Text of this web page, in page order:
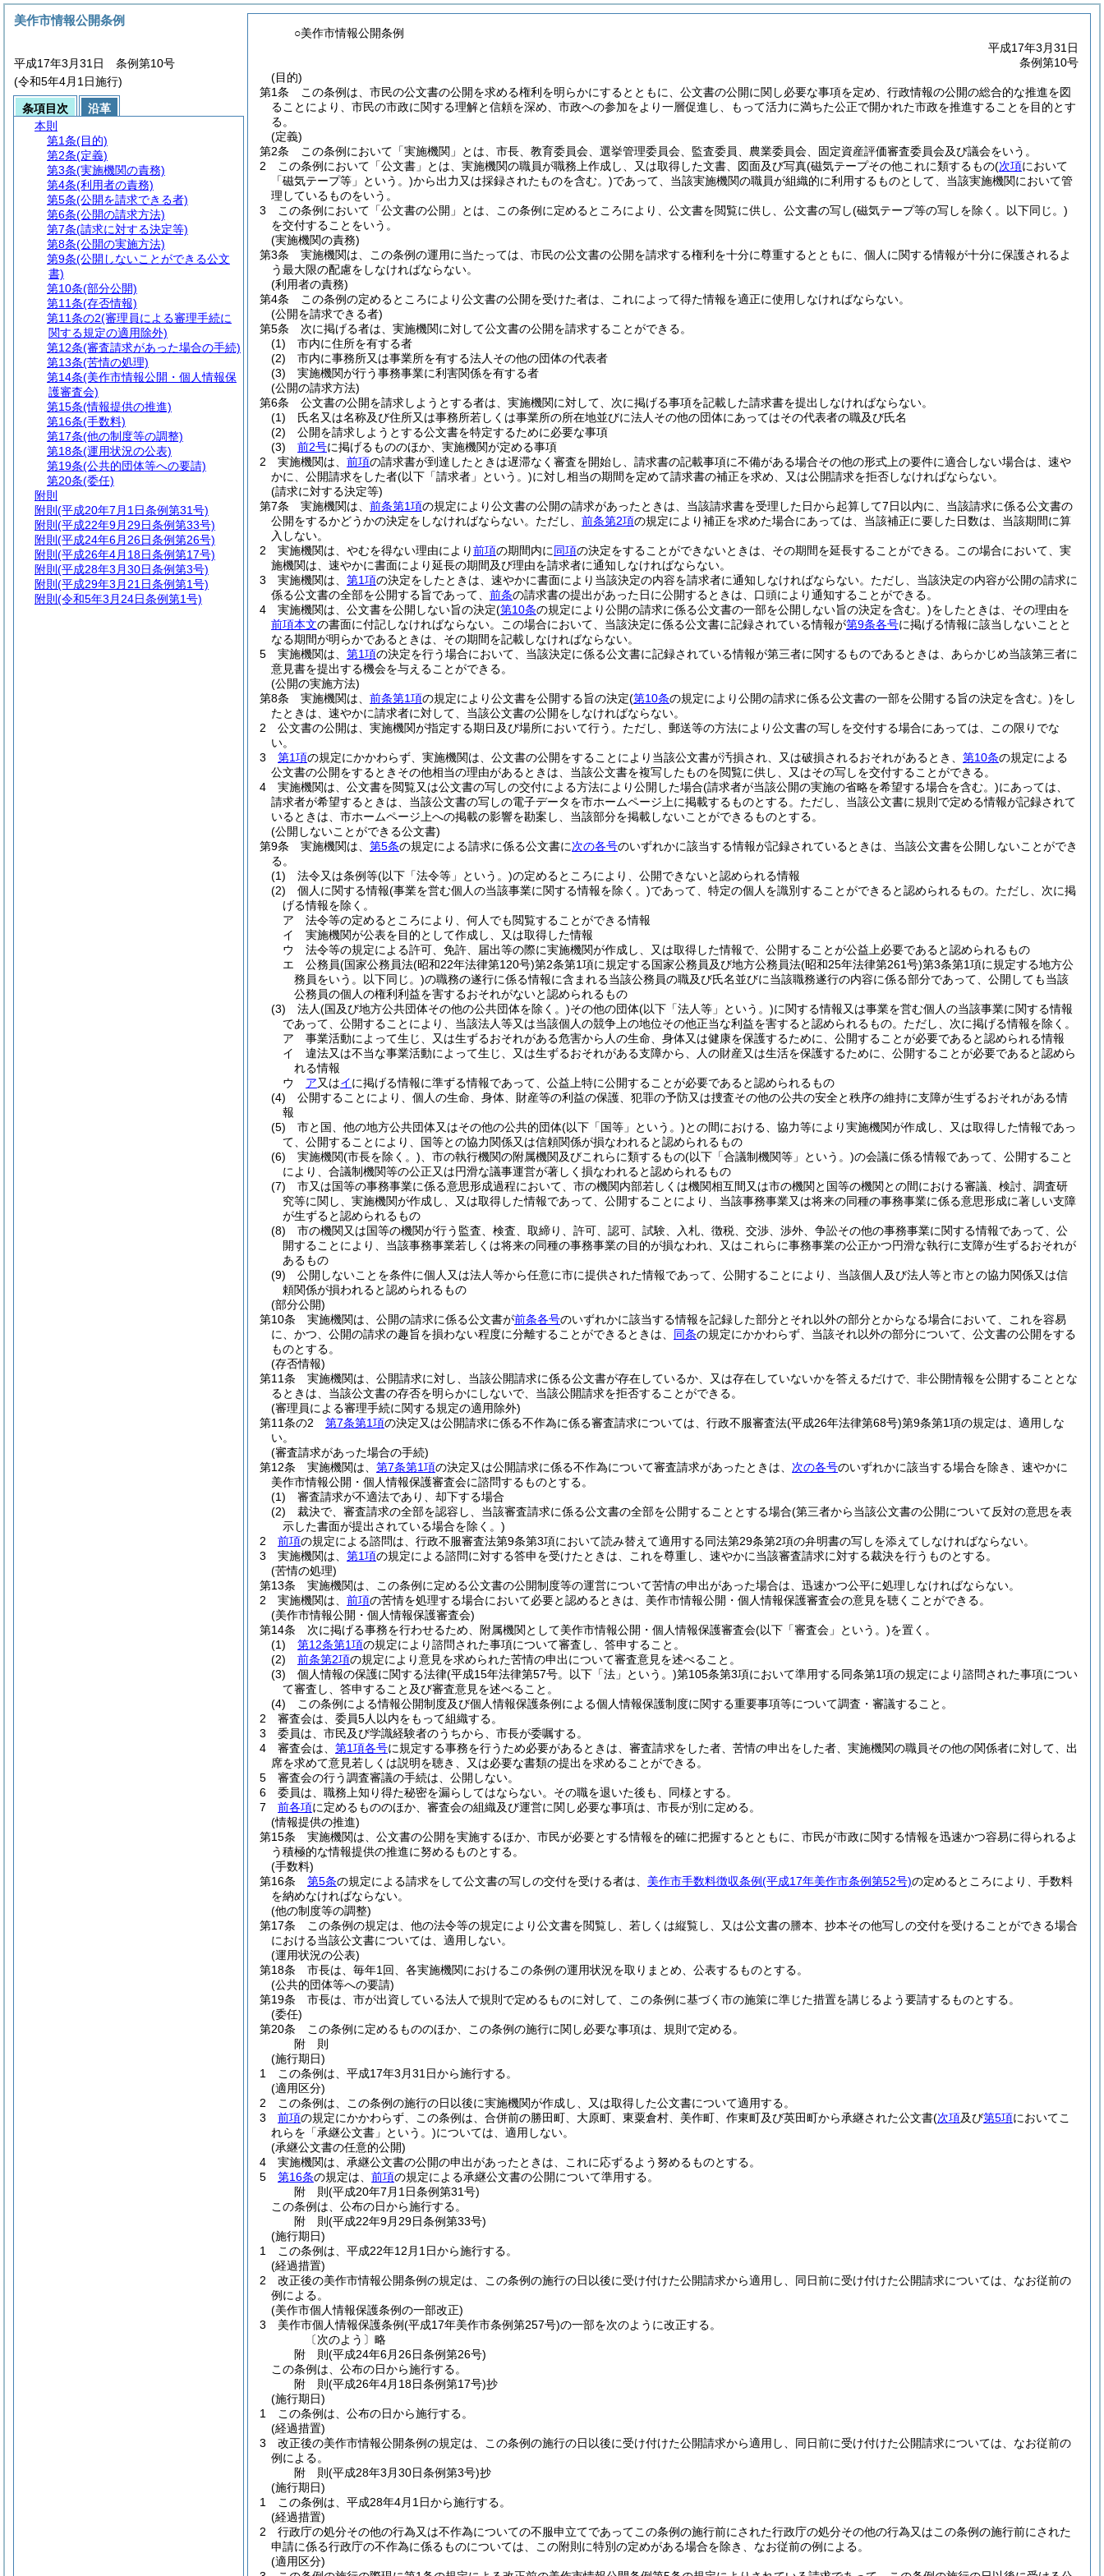
○美作市情報公開条例
平成17年3月31日
条例第10号
(目的)
第1条
この条例は、市民の公文書の公開を求める権利を明らかにするとともに、公文書の公開に関し必要な事項を定め、行政情報の公開の総合的な推進を図
ることにより、市民の市政に関する理解と信頼を深め、市政への参加をより一層促進し、もって活力に満ちた公正で開かれた市政を推進することを目的とす
る。
(定義)
第2条
この条例において「実施機関」とは、市長、教育委員会、選挙管理委員会、監査委員、農業委員会、固定資産評価審査委員会及び議会をいう。
2
この条例において「公文書」とは、実施機関の職員が職務上作成し、又は取得した文書、図面及び写真(磁気テープその他これに類するもの(次項において
「磁気テープ等」という。)から出力又は採録されたものを含む。)であって、当該実施機関の職員が組織的に利用するものとして、当該実施機関において管
理しているものをいう。
3
この条例において「公文書の公開」とは、この条例に定めるところにより、公文書を閲覧に供し、公文書の写し(磁気テープ等の写しを除く。以下同じ。)
を交付することをいう。
(実施機関の責務)
第3条
実施機関は、この条例の運用に当たっては、市民の公文書の公開を請求する権利を十分に尊重するとともに、個人に関する情報が十分に保護されるよ
う最大限の配慮をしなければならない。
(利用者の責務)
第4条
この条例の定めるところにより公文書の公開を受けた者は、これによって得た情報を適正に使用しなければならない。
(公開を請求できる者)
第5条
次に掲げる者は、実施機関に対して公文書の公開を請求することができる。
(1)
市内に住所を有する者
(2)
市内に事務所又は事業所を有する法人その他の団体の代表者
(3)
実施機関が行う事務事業に利害関係を有する者
(公開の請求方法)
第6条
公文書の公開を請求しようとする者は、実施機関に対して、次に掲げる事項を記載した請求書を提出しなければならない。
(1)
氏名又は名称及び住所又は事務所若しくは事業所の所在地並びに法人その他の団体にあってはその代表者の職及び氏名
(2)
公開を請求しようとする公文書を特定するために必要な事項
(3)
前2号に掲げるもののほか、実施機関が定める事項
2
実施機関は、 前項の請求書が到達したときは遅滞なく審査を開始し、請求書の記載事項に不備がある場合その他の形式上の要件に適合しない場合は、速や
かに、公開請求をした者(以下「請求者」という。)に対し相当の期間を定めて請求書の補正を求め、又は公開請求を拒否しなければならない。
(請求に対する決定等)
第7条
実施機関は、 前条第1項の規定により公文書の公開の請求があったときは、当該請求書を受理した日から起算して7日以内に、当該請求に係る公文書の
公開をするかどうかの決定をしなければならない。 ただし、 前条第2項の規定により補正を求めた場合にあっては、当該補正に要した日数は、当該期間に算
入しない。
2
実施機関は、やむを得ない理由により前項の期間内に同項の決定をすることができないときは、その期間を延長することができる。
この場合において、実
施機関は、速やかに書面により延長の期間及び理由を請求者に通知しなければならない。
3
実施機関は、 第1項の決定をしたときは、速やかに書面により当該決定の内容を請求者に通知しなければならない。 ただし、当該決定の内容が公開の請求に
係る公文書の全部を公開する旨であって、 前条の請求書の提出があった日に公開するときは、口頭により通知することができる。
4
実施機関は、公文書を公開しない旨の決定(第10条の規定により公開の請求に係る公文書の一部を公開しない旨の決定を含む。)をしたときは、その理由を
前項本文の書面に付記しなければならない。 この場合において、当該決定に係る公文書に記録されている情報が第9条各号に掲げる情報に該当しないことと
なる期間が明らかであるときは、その期間を記載しなければならない。
5
実施機関は、 第1項の決定を行う場合において、当該決定に係る公文書に記録されている情報が第三者に関するものであるときは、あらかじめ当該第三者に
意見書を提出する機会を与えることができる。
(公開の実施方法)
第8条
実施機関は、 前条第1項の規定により公文書を公開する旨の決定(第10条の規定により公開の請求に係る公文書の一部を公開する旨の決定を含む。)をし
たときは、速やかに請求者に対して、当該公文書の公開をしなければならない。
2
公文書の公開は、実施機関が指定する期日及び場所において行う。 ただし、郵送等の方法により公文書の写しを交付する場合にあっては、この限りでな
い。
3
第1項の規定にかかわらず、実施機関は、公文書の公開をすることにより当該公文書が汚損され、又は破損されるおそれがあるとき、 第10条の規定による
公文書の公開をするときその他相当の理由があるときは、当該公文書を複写したものを閲覧に供し、又はその写しを交付することができる。
4
実施機関は、公文書を閲覧又は公文書の写しの交付による方法により公開した場合(請求者が当該公開の実施の省略を希望する場合を含む。)にあっては、
請求者が希望するときは、当該公文書の写しの電子データを市ホームページ上に掲載するものとする。 ただし、当該公文書に規則で定める情報が記録されて
いるときは、市ホームページ上への掲載の影響を勘案し、当該部分を掲載しないことができるものとする。
(公開しないことができる公文書)
第9条
実施機関は、 第5条の規定による請求に係る公文書に次の各号のいずれかに該当する情報が記録されているときは、当該公文書を公開しないことができ
る。
(1)
法令又は条例等(以下「法令等」という。)の定めるところにより、公開できないと認められる情報
(2)
個人に関する情報(事業を営む個人の当該事業に関する情報を除く。)であって、特定の個人を識別することができると認められるもの。 ただし、次に掲
げる情報を除く。
ア
法令等の定めるところにより、何人でも閲覧することができる情報
イ
実施機関が公表を目的として作成し、又は取得した情報
ウ
法令等の規定による許可、免許、届出等の際に実施機関が作成し、又は取得した情報で、公開することが公益上必要であると認められるもの
エ
公務員(国家公務員法(昭和22年法律第120号)第2条第1項に規定する国家公務員及び地方公務員法(昭和25年法律第261号)第3条第1項に規定する地方公
務員をいう。以下同じ。)の職務の遂行に係る情報に含まれる当該公務員の職及び氏名並びに当該職務遂行の内容に係る部分であって、公開しても当該
公務員の個人の権利利益を害するおそれがないと認められるもの
(3)
法人(国及び地方公共団体その他の公共団体を除く。)その他の団体(以下「法人等」という。)に関する情報又は事業を営む個人の当該事業に関する情報
であって、公開することにより、当該法人等又は当該個人の競争上の地位その他正当な利益を害すると認められるもの。 ただし、次に掲げる情報を除く。
ア
事業活動によって生じ、又は生ずるおそれがある危害から人の生命、身体又は健康を保護するために、公開することが必要であると認められる情報
イ
違法又は不当な事業活動によって生じ、又は生ずるおそれがある支障から、人の財産又は生活を保護するために、公開することが必要であると認めら
れる情報
ウ
ア又はイに掲げる情報に準ずる情報であって、公益上特に公開することが必要であると認められるもの
(4)
公開することにより、個人の生命、身体、財産等の利益の保護、犯罪の予防又は捜査その他の公共の安全と秩序の維持に支障が生ずるおそれがある情
報
(5)
市と国、他の地方公共団体又はその他の公共的団体(以下「国等」という。)との間における、協力等により実施機関が作成し、又は取得した情報であっ
て、公開することにより、国等との協力関係又は信頼関係が損なわれると認められるもの
(6)
実施機関(市長を除く。) 、市の執行機関の附属機関及びこれらに類するもの(以下「合議制機関等」という。)の会議に係る情報であって、公開すること
により、合議制機関等の公正又は円滑な議事運営が著しく損なわれると認められるもの
(7)
市又は国等の事務事業に係る意思形成過程において、市の機関内部若しくは機関相互間又は市の機関と国等の機関との間における審議、検討、調査研
究等に関し、実施機関が作成し、又は取得した情報であって、公開することにより、当該事務事業又は将来の同種の事務事業に係る意思形成に著しい支障
が生ずると認められるもの
(8)
市の機関又は国等の機関が行う監査、検査、取締り、許可、認可、試験、入札、徴税、交渉、渉外、争訟その他の事務事業に関する情報であって、公
開することにより、当該事務事業若しくは将来の同種の事務事業の目的が損なわれ、又はこれらに事務事業の公正かつ円滑な執行に支障が生ずるおそれが
あるもの
(9)
公開しないことを条件に個人又は法人等から任意に市に提供された情報であって、公開することにより、当該個人及び法人等と市との協力関係又は信
頼関係が損われると認められるもの
(部分公開)
第10条
実施機関は、公開の請求に係る公文書が前条各号のいずれかに該当する情報を記録した部分とそれ以外の部分とからなる場合において、これを容易
に、かつ、公開の請求の趣旨を損わない程度に分離することができるときは、 同条の規定にかかわらず、当該それ以外の部分について、公文書の公開をする
ものとする。
(存否情報)
第11条
実施機関は、公開請求に対し、当該公開請求に係る公文書が存在しているか、又は存在していないかを答えるだけで、非公開情報を公開することとな
るときは、当該公文書の存否を明らかにしないで、当該公開請求を拒否することができる。
(審理員による審理手続に関する規定の適用除外)
第11条の2
第7条第1項の決定又は公開請求に係る不作為に係る審査請求については、行政不服審査法(平成26年法律第68号)第9条第1項の規定は、適用しな
い。
(審査請求があった場合の手続)
第12条
実施機関は、 第7条第1項の決定又は公開請求に係る不作為について審査請求があったときは、 次の各号のいずれかに該当する場合を除き、速やかに
美作市情報公開・個人情報保護審査会に諮問するものとする。
(1)
審査請求が不適法であり、却下する場合
(2)
裁決で、審査請求の全部を認容し、当該審査請求に係る公文書の全部を公開することとする場合(第三者から当該公文書の公開について反対の意思を表
示した書面が提出されている場合を除く。)
2
前項の規定による諮問は、行政不服審査法第9条第3項において読み替えて適用する同法第29条第2項の弁明書の写しを添えてしなければならない。
3
実施機関は、 第1項の規定による諮問に対する答申を受けたときは、これを尊重し、速やかに当該審査請求に対する裁決を行うものとする。
(苦情の処理)
第13条
実施機関は、この条例に定める公文書の公開制度等の運営について苦情の申出があった場合は、迅速かつ公平に処理しなければならない。
2
実施機関は、 前項の苦情を処理する場合において必要と認めるときは、美作市情報公開・個人情報保護審査会の意見を聴くことができる。
(美作市情報公開・個人情報保護審査会)
第14条
次に掲げる事務を行わせるため、附属機関として美作市情報公開・個人情報保護審査会(以下「審査会」という。)を置く。
(1)
第12条第1項の規定により諮問された事項について審査し、答申すること。
(2)
前条第2項の規定により意見を求められた苦情の申出について審査意見を述べること。
(3)
個人情報の保護に関する法律(平成15年法律第57号。以下「法」という。)第105条第3項において準用する同条第1項の規定により諮問された事項につい
て審査し、答申すること及び審査意見を述べること。
(4)
この条例による情報公開制度及び個人情報保護条例による個人情報保護制度に関する重要事項等について調査・審議すること。
2
審査会は、委員5人以内をもって組織する。
3
委員は、市民及び学識経験者のうちから、市長が委嘱する。
4
審査会は、 第1項各号に規定する事務を行うため必要があるときは、審査請求をした者、苦情の申出をした者、実施機関の職員その他の関係者に対して、出
席を求めて意見若しくは説明を聴き、又は必要な書類の提出を求めることができる。
5
審査会の行う調査審議の手続は、公開しない。
6
委員は、職務上知り得た秘密を漏らしてはならない。 その職を退いた後も、同様とする。
7
前各項に定めるもののほか、審査会の組織及び運営に関し必要な事項は、市長が別に定める。
(情報提供の推進)
第15条
実施機関は、公文書の公開を実施するほか、市民が必要とする情報を的確に把握するとともに、市民が市政に関する情報を迅速かつ容易に得られるよ
う積極的な情報提供の推進に努めるものとする。
(手数料)
第16条
第5条の規定による請求をして公文書の写しの交付を受ける者は、 美作市手数料徴収条例(平成17年美作市条例第52号)の定めるところにより、手数料
を納めなければならない。
(他の制度等の調整)
第17条
この条例の規定は、他の法令等の規定により公文書を閲覧し、若しくは縦覧し、又は公文書の謄本、抄本その他写しの交付を受けることができる場合
における当該公文書については、適用しない。
(運用状況の公表)
第18条
市長は、毎年1回、各実施機関におけるこの条例の運用状況を取りまとめ、公表するものとする。
(公共的団体等への要請)
第19条
市長は、市が出資している法人で規則で定めるものに対して、この条例に基づく市の施策に準じた措置を講じるよう要請するものとする。
(委任)
第20条
この条例に定めるもののほか、この条例の施行に関し必要な事項は、規則で定める。
附 則
(施行期日)
1
この条例は、平成17年3月31日から施行する。
(適用区分)
2
この条例は、この条例の施行の日以後に実施機関が作成し、又は取得した公文書について適用する。
3
前項の規定にかかわらず、この条例は、合併前の勝田町、大原町、東粟倉村、美作町、作東町及び英田町から承継された公文書(次項及び第5項においてこ
れらを「承継公文書」という。)については、適用しない。
(承継公文書の任意的公開)
4
実施機関は、承継公文書の公開の申出があったときは、これに応ずるよう努めるものとする。
5
第16条の規定は、 前項の規定による承継公文書の公開について準用する。
附 則(平成20年7月1日条例第31号)
この条例は、公布の日から施行する。
附 則(平成22年9月29日条例第33号)
(施行期日)
1
この条例は、平成22年12月1日から施行する。
(経過措置)
2
改正後の美作市情報公開条例の規定は、この条例の施行の日以後に受け付けた公開請求から適用し、同日前に受け付けた公開請求については、なお従前の
例による。
(美作市個人情報保護条例の一部改正)
3
美作市個人情報保護条例(平成17年美作市条例第257号)の一部を次のように改正する。
〔次のよう〕略
附 則(平成24年6月26日条例第26号)
この条例は、公布の日から施行する。
附 則(平成26年4月18日条例第17号)抄
(施行期日)
1
この条例は、公布の日から施行する。
(経過措置)
3
改正後の美作市情報公開条例の規定は、この条例の施行の日以後に受け付けた公開請求から適用し、同日前に受け付けた公開請求については、なお従前の
例による。
附 則(平成28年3月30日条例第3号)抄
(施行期日)
1
この条例は、平成28年4月1日から施行する。
(経過措置)
2
行政庁の処分その他の行為又は不作為についての不服申立てであってこの条例の施行前にされた行政庁の処分その他の行為又はこの条例の施行前にされた
申請に係る行政庁の不作為に係るものについては、この附則に特別の定めがある場合を除き、なお従前の例による。
(適用区分)
美作市情報公開条例
平成17年3月31日 条例第10号
(令和5年4月1日施行)
条項目次
沿革
本則
第1条(目的)
第2条(定義)
第3条(実施機関の責務)
第4条(利用者の責務)
第5条(公開を請求できる者)
第6条(公開の請求方法)
第7条(請求に対する決定等)
第8条(公開の実施方法)
第9条(公開しないことができる公文
書)
第10条(部分公開)
第11条(存否情報)
第11条の2(審理員による審理手続に
関する規定の適用除外)
第12条(審査請求があった場合の手続)
第13条(苦情の処理)
第14条(美作市情報公開・個人情報保
護審査会)
第15条(情報提供の推進)
第16条(手数料)
第17条(他の制度等の調整)
第18条(運用状況の公表)
第19条(公共的団体等への要請)
第20条(委任)
附則
附則 (平成20年7月1日条例第31号)
附則 (平成22年9月29日条例第33号)
附則 (平成24年6月26日条例第26号)
附則 (平成26年4月18日条例第17号)
附則 (平成28年3月30日条例第3号)
附則 (平成29年3月21日条例第1号)
附則 (令和5年3月24日条例第1号)